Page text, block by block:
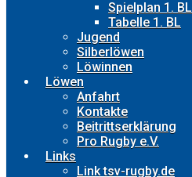
Spielplan 1. BL
Tabelle 1. BL
Jugend
Silberlöwen
Löwinnen
Löwen
Anfahrt
Kontakte
Beitrittserklärung
Pro Rugby e.V.
Links
Link tsv-rugby.de